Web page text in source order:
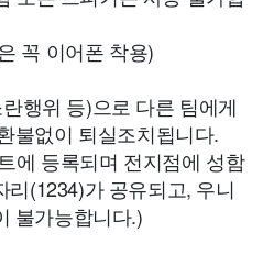
꼭 이어폰 착용)
행위 등)으로 다른 팀에게
불없이 퇴실조치됩니다.
에 등록되며 전지점에 성함
리(1234)가 공유되고, 우니
불가능합니다.)